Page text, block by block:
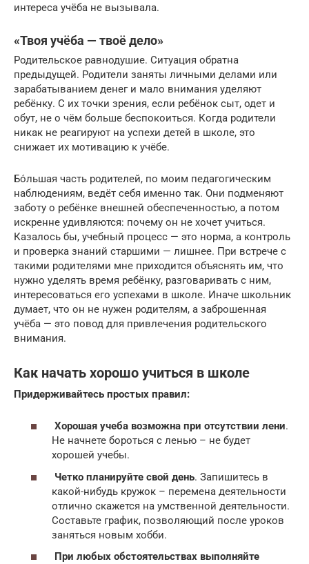
интереса учёба не вызывала.
«Твоя учёба — твоё дело»
Родительское равнодушие. Ситуация обратна
предыдущей. Родители заняты личными делами или
зарабатыванием денег и мало внимания уделяют
ребёнку. С их точки зрения, если ребёнок сыт, одет и
обут, не о чём больше беспокоиться. Когда родители
никак не реагируют на успехи детей в школе, это
снижает их мотивацию к учёбе.
Бо́льшая часть родителей, по моим педагогическим
наблюдениям, ведёт себя именно так. Они подменяют
заботу о ребёнке внешней обеспеченностью, а потом
искренне удивляются: почему он не хочет учиться.
Казалось бы, учебный процесс — это норма, а контроль
и проверка знаний старшими — лишнее. При встрече с
такими родителями мне приходится объяснять им, что
нужно уделять время ребёнку, разговаривать с ним,
интересоваться его успехами в школе. Иначе школьник
думает, что он не нужен родителям, а заброшенная
учёба — это повод для привлечения родительского
внимания.
Как начать хорошо учиться в школе
Придерживайтесь простых правил:
Хорошая учеба возможна при отсутствии лени.
Не начнете бороться с ленью – не будет
хорошей учебы.
Четко планируйте свой день. Запишитесь в
какой-нибудь кружок – перемена деятельности
отлично скажется на умственной деятельности.
Составьте график, позволяющий после уроков
заняться новым хобби.
При любых обстоятельствах выполняйте